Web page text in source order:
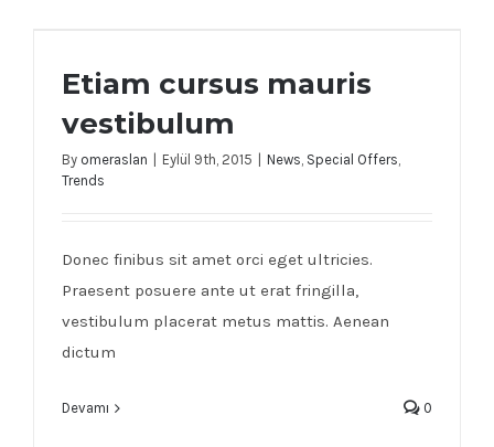
Etiam cursus mauris
vestibulum
By omeraslan Eylül 9th, 2015 News, Special Offers,
Trends
Donec finibus sit amet orci eget ultricies.
Praesent posuere ante ut erat fringilla,
vestibulum placerat metus mattis. Aenean
dictum
Devamı 0